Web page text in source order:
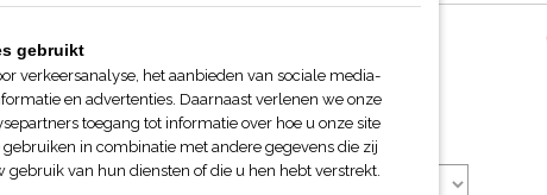
Fashion Sof Tee mannen
btw 21%)
Kleur
gebruikt
verkeersanalyse, het aanbieden van sociale media-
en advertenties. Daarnaast verlenen we onze
toegang tot informatie over hoe u onze site
in combinatie met andere gegevens die zij
van hun diensten of die u hen hebt verstrekt.